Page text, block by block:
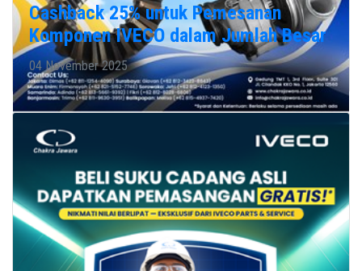
Cashback 25% untuk Pemesanan
Komponen IVECO dalam Jumlah Besar
04 November 2025